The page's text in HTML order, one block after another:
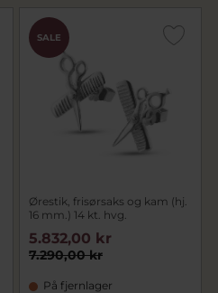
SALE
Ørestik, frisørsaks og kam (hj.
16 mm.) 14 kt. hvg.
7.290,00 kr
5.832,00 kr
På fjernlager